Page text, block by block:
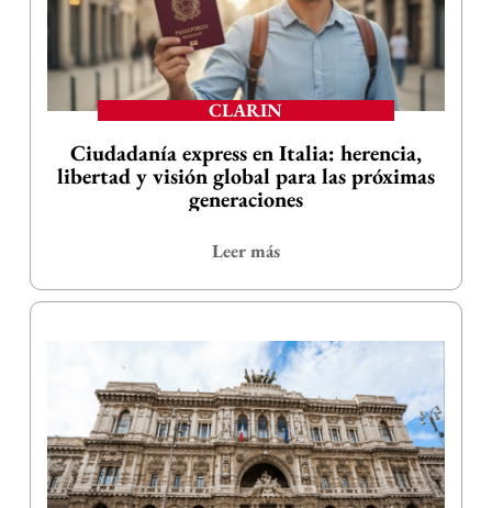
CLARIN
Ciudadanía express en Italia: herencia,
libertad y visión global para las próximas
generaciones
Leer más